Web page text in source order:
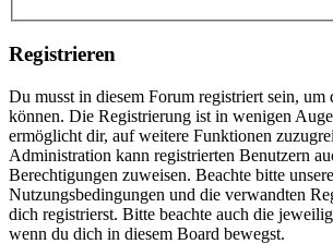
Registrieren
Du musst in diesem Forum registriert sein, um
können. Die Registrierung ist in wenigen
ermöglicht dir, auf weitere Funktionen
Administration kann registrierten Benutzern
Berechtigungen zuweisen. Beachte bitte unsere
Nutzungsbedingungen und die verwandten
dich registrierst. Bitte beachte auch die
wenn du dich in diesem Board bewegst.